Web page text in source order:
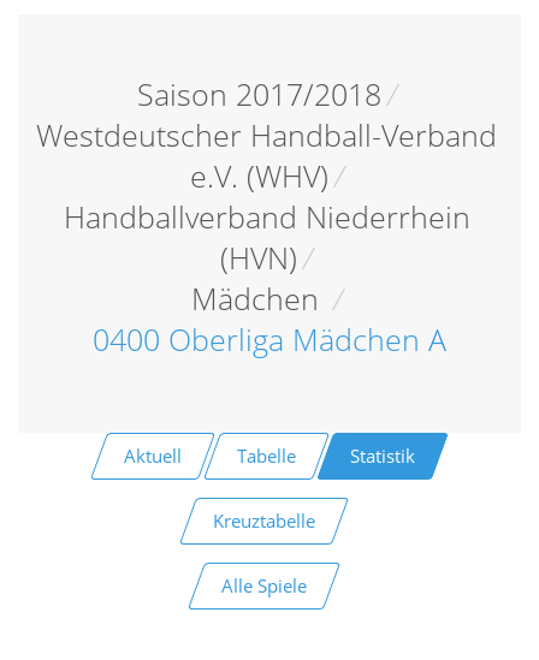
Saison 2017/2018/
Westdeutscher Handball-Verband
e.V. (WHV)/
Handballverband Niederrhein
(HVN)/
Mädchen /
0400 Oberliga Mädchen A
Aktuell Tabelle Statistik
Kreuztabelle
Alle Spiele